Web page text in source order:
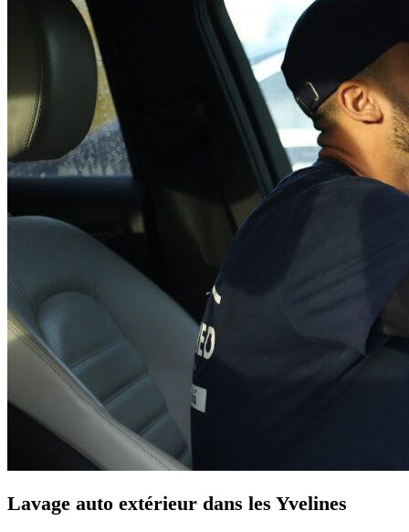
Lavage auto extérieur dans les Yvelines